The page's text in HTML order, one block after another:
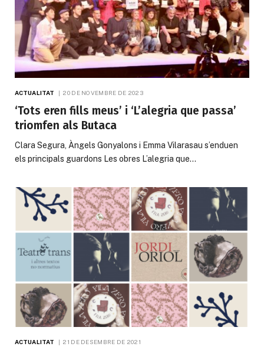
ACTUALITAT 20 DE NOVEMBRE DE 2023
‘Tots eren fills meus’ i ‘L’alegria que passa’
triomfen als Butaca
Clara Segura, Àngels Gonyalons i Emma Vilarasau s’enduen
els principals guardons Les obres L’alegria que…
ACTUALITAT 21 DE DESEMBRE DE 2021